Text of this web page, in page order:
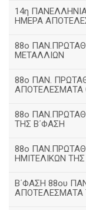
14η
ΗΜΕΡΑ
88ο
ΜΕΤΑΛΛΙΩΝ
88ο ΠΑΝ.
ΑΠΟΤΕΛΕΣΜΑΤΑ
88ο
ΤΗΣ Β΄ΦΑΣΗ
88ο
ΗΜΙΤΕΛΙΚΩΝ
Β΄ΦΑΣΗ 88ου
ΑΠΟΤΕΛΕΣΜΑΤΑ